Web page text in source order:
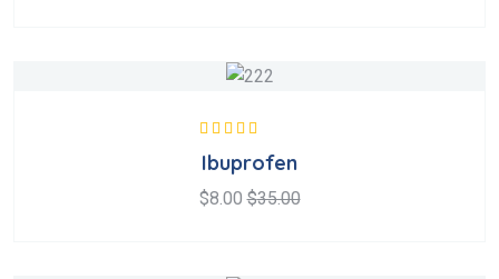
Valorado en
5.00 de 5
Ibuprofen
$8.00 $35.00